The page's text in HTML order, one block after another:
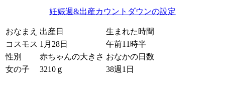
妊娠週&出産カウントダウンの設定
おなまえ 出産日
生まれた時間
コスモス 1月28日
午前11時半
性別
赤ちゃんの大きさ おなかの日数
女の子
3210ｇ 38週1日